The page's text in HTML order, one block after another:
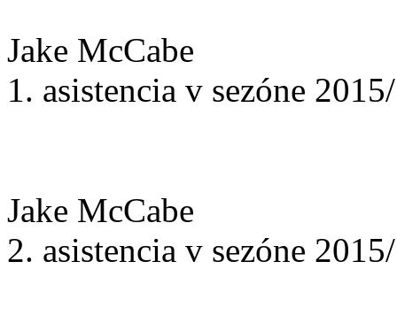
Jake McCabe
1. asistencia v sezóne
Jake McCabe
2. asistencia v sezóne